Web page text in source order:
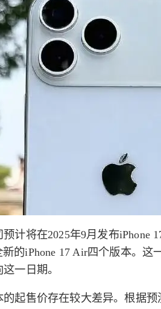
计将在2025年9月发布iPhone
新的iPhone 17 Air四个版本。
一日期。
起售价存在较大差异。根据